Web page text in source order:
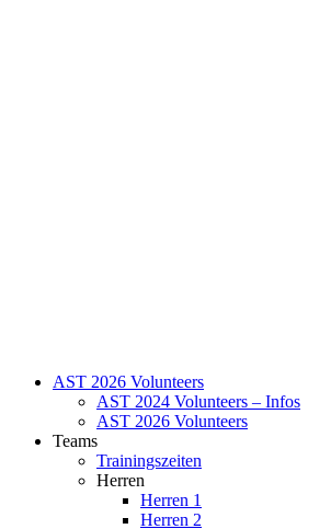
AST 2026 Volunteers
AST 2024 Volunteers – Infos
AST 2026 Volunteers
Teams
Trainingszeiten
Herren
Herren 1
Herren 2